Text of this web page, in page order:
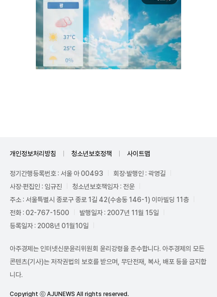
개인정보처리방침 청소년보호정책 사이트맵
정기간행등록번호 : 서울 아 00493
회장·발행인 : 곽영길
사장·편집인 : 임규진
청소년보호책임자 : 전운
주소 : 서울특별시 종로구 종로 1길 42(수송동 146-1) 이마빌딩 11층
전화 : 02-767-1500
발행일자 : 2007년 11월 15일
등록일자 : 2008년 01월10일
아주경제는 인터넷신문윤리위원회 윤리강령을 준수합니다. 아주경제의 모든
콘텐츠(기사)는 저작권법의 보호를 받으며, 무단전재, 복사, 배포 등을 금지합
니다.
Copyright ⓒ AJUNEWS All rights reserved.